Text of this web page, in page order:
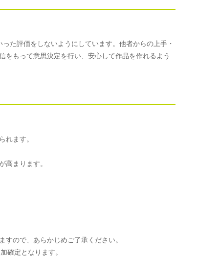
た評価をしないようにしています。他者からの上手・
もって意思決定を行い、安心して作品を作れるよう
ます。
まります。
ので、あらかじめご了承ください。
確定となります。